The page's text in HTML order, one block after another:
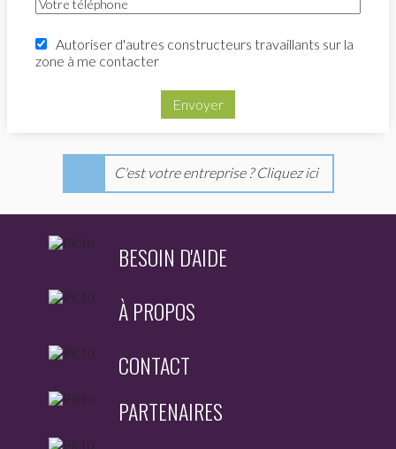
Autoriser d'autres constructeurs travaillants sur la
zone à me contacter
Envoyer
C'est votre entreprise ? Cliquez ici
BESOIN D'AIDE
À PROPOS
CONTACT
PARTENAIRES